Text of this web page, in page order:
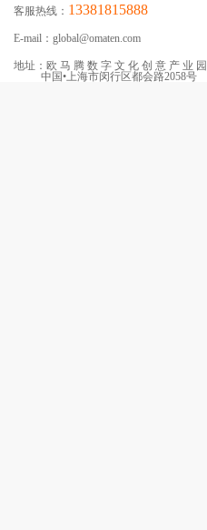
客服热线： 13381815888
E-mail： global@omaten.com
地址： 欧马腾数字文化创意产业园
中国•上海市闵行区都会路2058号